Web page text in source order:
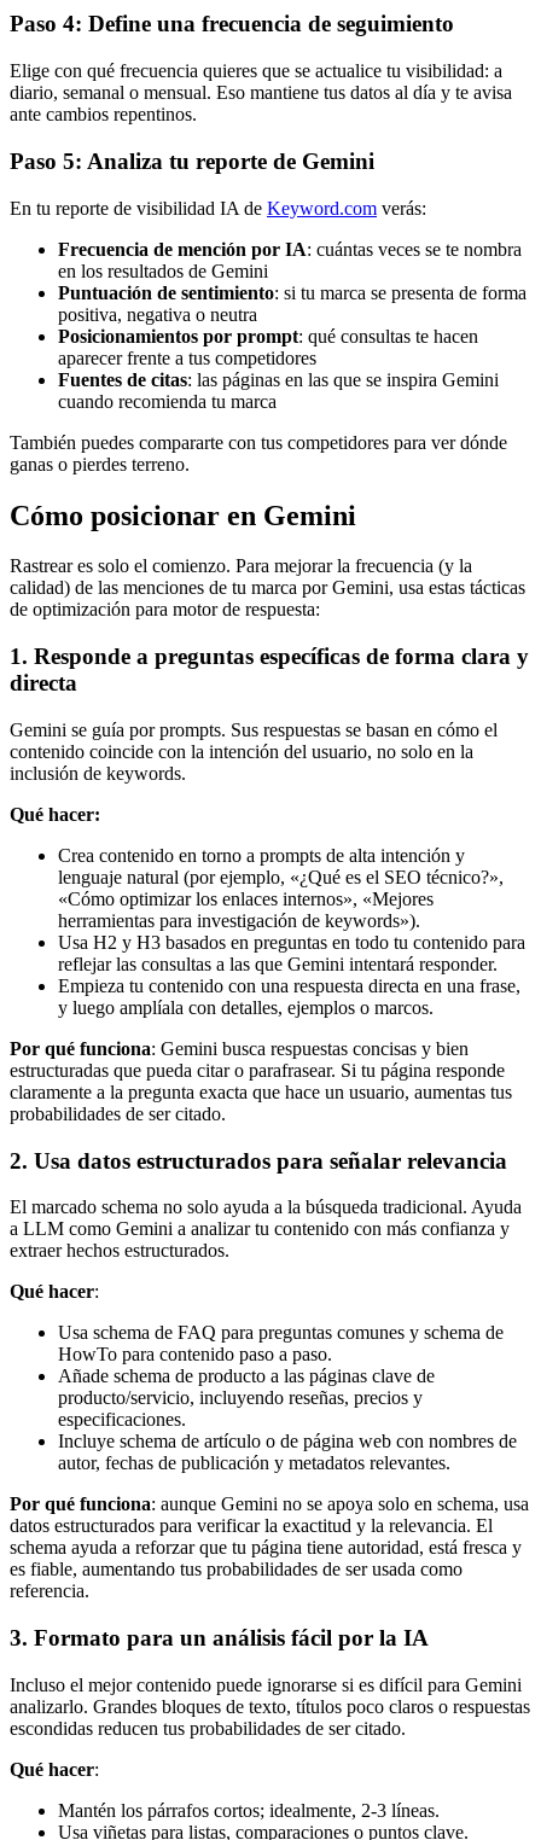
Paso 4: Define una frecuencia de seguimiento
Elige con qué frecuencia quieres que se actualice tu visibilidad: a
diario, semanal o mensual. Eso mantiene tus datos al día y te avisa
ante cambios repentinos.
Paso 5: Analiza tu reporte de Gemini
En tu reporte de visibilidad IA de Keyword.com verás:
Frecuencia de mención por IA: cuántas veces se te nombra
en los resultados de Gemini
Puntuación de sentimiento: si tu marca se presenta de forma
positiva, negativa o neutra
Posicionamientos por prompt: qué consultas te hacen
aparecer frente a tus competidores
Fuentes de citas: las páginas en las que se inspira Gemini
cuando recomienda tu marca
También puedes compararte con tus competidores para ver dónde
ganas o pierdes terreno.
Cómo posicionar en Gemini
Rastrear es solo el comienzo. Para mejorar la frecuencia (y la
calidad) de las menciones de tu marca por Gemini, usa estas tácticas
de optimización para motor de respuesta:
1. Responde a preguntas específicas de forma clara y
directa
Gemini se guía por prompts. Sus respuestas se basan en cómo el
contenido coincide con la intención del usuario, no solo en la
inclusión de keywords.
Qué hacer:
Crea contenido en torno a prompts de alta intención y
lenguaje natural (por ejemplo, «¿Qué es el SEO técnico?»,
«Cómo optimizar los enlaces internos», «Mejores
herramientas para investigación de keywords»).
Usa H2 y H3 basados en preguntas en todo tu contenido para
reflejar las consultas a las que Gemini intentará responder.
Empieza tu contenido con una respuesta directa en una frase,
y luego amplíala con detalles, ejemplos o marcos.
Por qué funciona: Gemini busca respuestas concisas y bien
estructuradas que pueda citar o parafrasear. Si tu página responde
claramente a la pregunta exacta que hace un usuario, aumentas tus
probabilidades de ser citado.
2. Usa datos estructurados para señalar relevancia
El marcado schema no solo ayuda a la búsqueda tradicional. Ayuda
a LLM como Gemini a analizar tu contenido con más confianza y
extraer hechos estructurados.
Qué hacer:
Usa schema de FAQ para preguntas comunes y schema de
HowTo para contenido paso a paso.
Añade schema de producto a las páginas clave de
producto/servicio, incluyendo reseñas, precios y
especificaciones.
Incluye schema de artículo o de página web con nombres de
autor, fechas de publicación y metadatos relevantes.
Por qué funciona: aunque Gemini no se apoya solo en schema, usa
datos estructurados para verificar la exactitud y la relevancia. El
schema ayuda a reforzar que tu página tiene autoridad, está fresca y
es fiable, aumentando tus probabilidades de ser usada como
referencia.
3. Formato para un análisis fácil por la IA
Incluso el mejor contenido puede ignorarse si es difícil para Gemini
analizarlo. Grandes bloques de texto, títulos poco claros o respuestas
escondidas reducen tus probabilidades de ser citado.
Qué hacer:
Mantén los párrafos cortos; idealmente, 2-3 líneas.
Usa viñetas para listas, comparaciones o puntos clave.